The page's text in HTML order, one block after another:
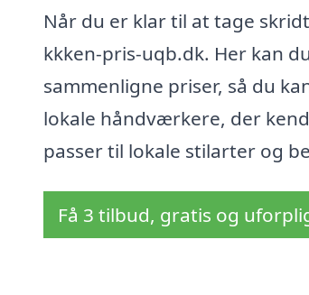
Når du er klar til at tage
kkken-pris-uqb.dk. Her kan
sammenligne priser, så du
lokale håndværkere, der
passer til lokale stilarter og
Få 3 tilbud, gratis og